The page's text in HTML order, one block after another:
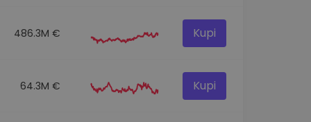
486.3M € Kupi
64.3M € Kupi